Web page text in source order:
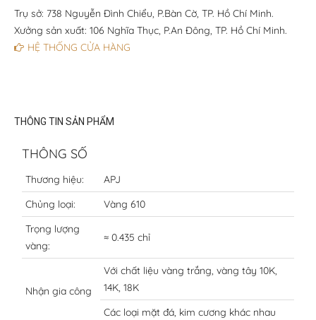
Trụ sở: 738 Nguyễn Đình Chiểu, P.Bàn Cờ, TP. Hồ Chí Minh.
Xưởng sản xuất: 106 Nghĩa Thục, P.An Đông, TP. Hồ Chí Minh.
HỆ THỐNG CỬA HÀNG
THÔNG TIN SẢN PHẨM
THÔNG SỐ
Thương hiệu:
APJ
Chủng loại:
Vàng 610
Trọng lượng
vàng:
≈ 0.435 chỉ
Nhận gia công
Với chất liệu vàng trắng, vàng tây 10K,
14K, 18K
Các loại mặt đá, kim cương khác nhau